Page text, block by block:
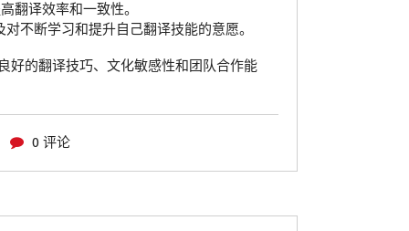
翻译效率和一致性。
不断学习和提升自己翻译技能的意愿。
好的翻译技巧、文化敏感性和团队合作能
0 评论